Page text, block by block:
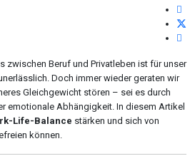
zwischen Beruf und Privatleben ist für unser
Doch immer wieder geraten wir
Gleichgewicht stören – sei es durch
emotionale Abhängigkeit. In diesem Artikel
Life-Balance stärken und sich von
können.